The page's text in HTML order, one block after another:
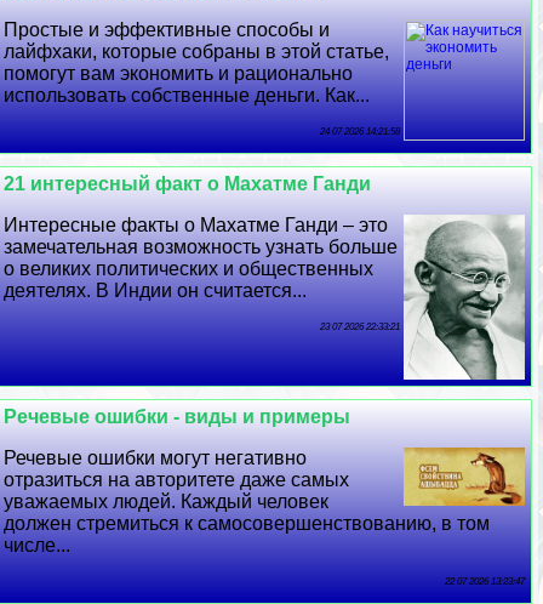
Простые и эффективные способы и
лайфхаки, которые собраны в этой статье,
помогут вам экономить и рационально
использовать собственные деньги. Как...
24 07 2026 14:21:58
21 интересный факт о Махатме Ганди
Интересные факты о Махатме Ганди – это
замечательная возможность узнать больше
о великих политических и общественных
деятелях. В Индии он считается...
23 07 2026 22:33:21
Речевые ошибки - виды и примеры
Речевые ошибки могут негативно
отразиться на авторитете даже самых
уважаемых людей. Каждый человек
должен стремиться к самосовершенствованию, в том
числе...
22 07 2026 13:23:47